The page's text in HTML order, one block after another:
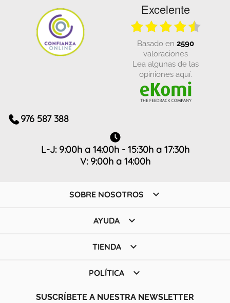
Excelente
basado en 2590
valoraciones
Lea algunas de las
opiniones aquí.
976 587 388
L-J: 9:00h a 14:00h - 15:30h a 17:30h
V: 9:00h a 14:00h
SOBRE NOSOTROS 
AYUDA 
TIENDA 
POLÍTICA 
SUSCRÍBETE A NUESTRA NEWSLETTER